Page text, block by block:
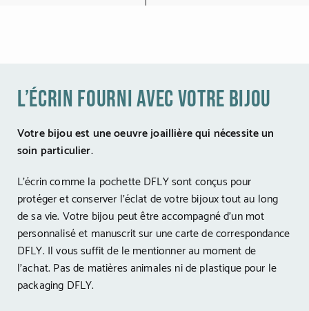
l’écrin fourni avec votre bijou
Votre bijou est une oeuvre joaillière qui nécessite un
soin particulier.
L’écrin comme la pochette DFLY sont conçus pour
protéger et conserver l’éclat de votre bijoux tout au long
de sa vie. Votre bijou peut être accompagné d’un mot
personnalisé et manuscrit sur une carte de correspondance
DFLY. Il vous suffit de le mentionner au moment de
l’achat. Pas de matières animales ni de plastique pour le
packaging DFLY.